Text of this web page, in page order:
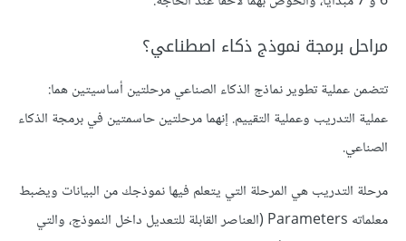
مراحل برمجة نموذج ذكاء اصطناعي؟
تتضمن عملية تطوير نماذج الذكاء الصناعي مرحلتين أساسيتين هما:
عملية التدريب وعملية التقييم. إنهما مرحلتين حاسمتين في برمجة الذكاء
الصناعي.
مرحلة التدريب هي المرحلة التي يتعلم فيها نموذجك من البيانات ويضبط
معلماته Parameters (العناصر القابلة للتعديل داخل النموذج، والتي